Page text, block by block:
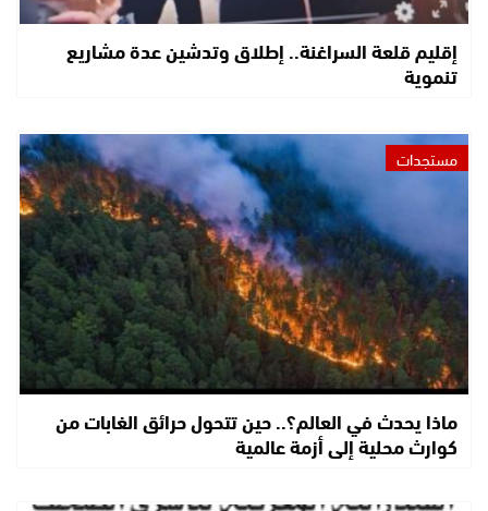
إقليم قلعة السراغنة.. إطلاق وتدشين عدة مشاريع
تنموية
مستجدات
ماذا يحدث في العالم؟.. حين تتحول حرائق الغابات من
كوارث محلية إلى أزمة عالمية